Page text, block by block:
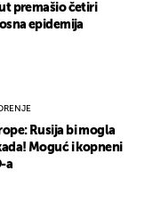
premašio četiri
epidemija
Rusija bi mogla
Moguć i kopneni
a